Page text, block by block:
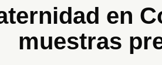
en
muestras